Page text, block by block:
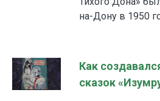
на-Дону в 1950
Как
сказок